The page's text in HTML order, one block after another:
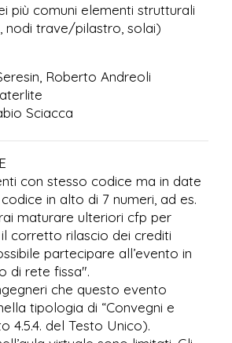
più comuni elementi strutturali
nodi trave/pilastro, solai)
Roberto Andreoli
Sciacca
con stesso codice ma in date
in alto di 7 numeri, ad es.
maturare ulteriori cfp per
corretto rilascio dei crediti
partecipare all’evento in
di rete fissa".
che questo evento
tipologia di “Convegni e
4.5.4. del Testo Unico).